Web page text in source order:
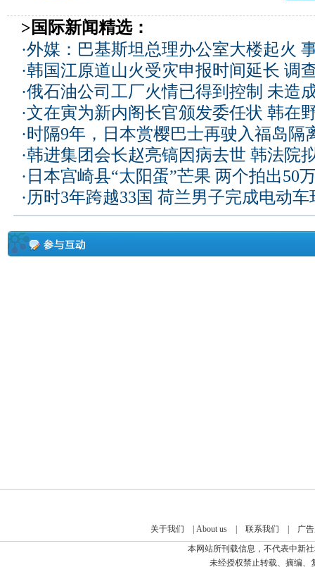
>国际新闻精选：
·外媒：巴基斯坦总理办公室大楼起火
·韩国江原道山火受灾申报时间延长 调
·俄石油公司工厂火情已得到控制 未造
·文在寅为新内阁长官颁发委任状 韩在
·时隔9年，日本赏樱巴士再驶入福岛隔
·韩进集团会长赵亮镐因病去世 韩法院
· 日本宫崎县“太阳蛋”芒果 两个拍出50
·历时3年跨越33国 荷兰男子完成电动车
关于我们 About us| 联系我们
广
本网站所刊载信息，不代表中新
未经授权禁止转载、摘编、